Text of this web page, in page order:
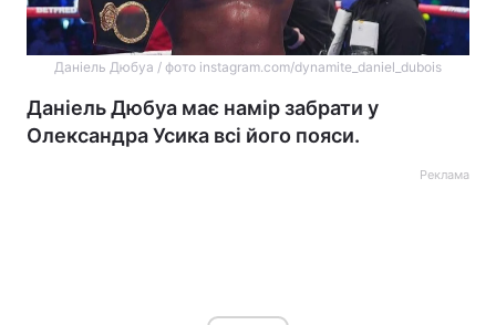
Даніель Дюбуа / фото instagram.com/dynamite_daniel_dubois
Даніель Дюбуа має намір забрати у
Олександра Усика всі його пояси.
Реклама